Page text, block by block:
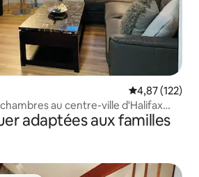
Note
4,87 (122)
au centre-ville d'Halifax
adaptées aux familles